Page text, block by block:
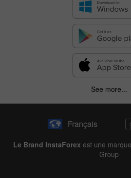
See more...
Français
Le Brand InstaForex est une
Group